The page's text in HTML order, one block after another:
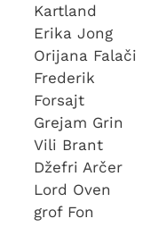
Kartland
Erika Jong
Orijana Falači
Frederik
Forsajt
Grejam Grin
Vili Brant
Džefri Arčer
Lord Oven
grof Fon